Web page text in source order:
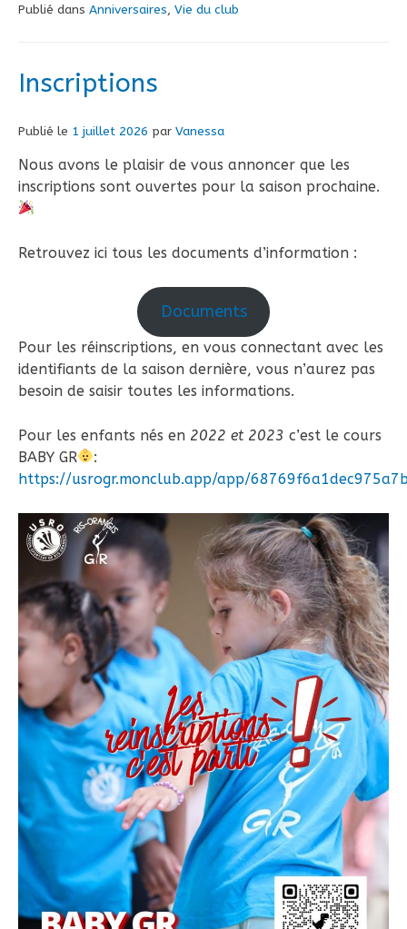
Publié dans Anniversaires, Vie du club
Inscriptions
Publié le 1 juillet 2026 par Vanessa
Nous avons le plaisir de vous annoncer que les
inscriptions sont ouvertes pour la saison prochaine.
Retrouvez ici tous les documents d’information :
Documents
Pour les réinscriptions, en vous connectant avec les
identifiants de la saison dernière, vous n’aurez pas
besoin de saisir toutes les informations.
Pour les enfants nés en 2022 et 2023 c’est le cours
BABY GR
:
https://usrogr.monclub.app/app/